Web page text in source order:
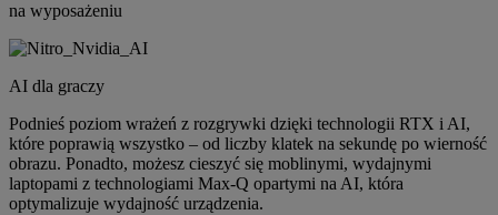
na wyposażeniu
AI dla graczy
Podnieś poziom wrażeń z rozgrywki dzięki technologii RTX i AI,
które poprawią wszystko – od liczby klatek na sekundę po wierność
obrazu. Ponadto, możesz cieszyć się moblinymi, wydajnymi
laptopami z technologiami Max-Q opartymi na AI, która
optymalizuje wydajność urządzenia.